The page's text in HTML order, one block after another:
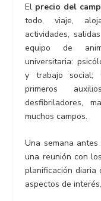
El precio del
todo, viaje,
actividades,
equipo de
universitaria:
y trabajo social;
primeros
desfibriladores,
muchos campos.
Una semana
una reunión con
planificación diaria
aspectos de interés.